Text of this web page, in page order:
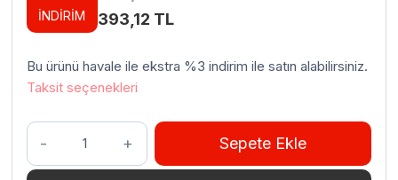
İNDİRİM
Orijinal
436,36 TL.
393,12 TLŞu
fiyat:
Bu ürünü havale ile ekstra %3 indirim ile satın alabilirsiniz.
Taksit seçenekleri
Zicco
BA-
Sepete Ekle